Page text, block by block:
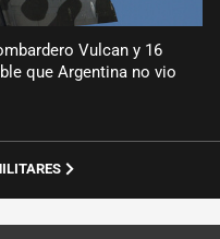
Vulcan y 16
que Argentina no vio